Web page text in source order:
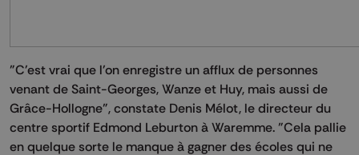
"C'est vrai que l'on enregistre un afflux de personnes
venant de Saint-Georges, Wanze et Huy, mais aussi de
Grâce-Hollogne", constate Denis Mélot, le directeur du
centre sportif Edmond Leburton à Waremme. "Cela pallie
en quelque sorte le manque à gagner des écoles qui ne